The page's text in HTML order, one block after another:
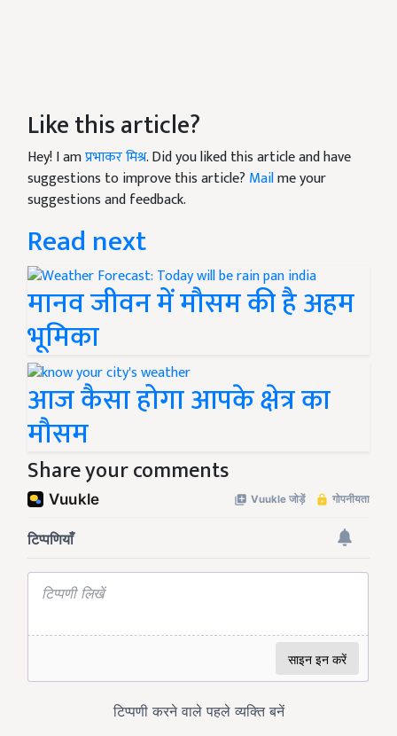
Like this article?
Hey! I amप्रभाकर मिश्र. Did you liked this article and have
suggestions to improve this article? Mailme your
suggestions and feedback.
Read next
मानव जीवन में मौसम की है अहम
भूमिका
आज कैसा होगा आपके क्षेत्र का
मौसम
Share your comments